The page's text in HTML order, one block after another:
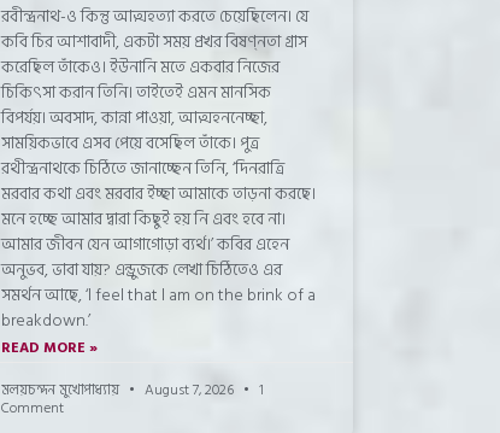
রবীন্দ্রনাথ-ও কিন্তু আত্মহত্যা করতে চেয়েছিলেন। যে
কবি চির আশাবাদী, একটা সময় প্রখর বিষণ্নতা গ্রাস
করেছিল তাঁকেও। ইউনানি মতে একবার নিজের
চিকিৎসা করান তিনি। তাইতেই এমন মানসিক
বিপর্যয়। অবসাদ, কান্না পাওয়া, আত্মহননেচ্ছা,
সাময়িকভাবে এসব পেয়ে বসেছিল তাঁকে। পুত্র
রথীন্দ্রনাথকে চিঠিতে জানাচ্ছেন তিনি, ‘দিনরাত্রি
মরবার কথা এবং মরবার ইচ্ছা আমাকে তাড়না করছে।
মনে হচ্ছে আমার দ্বারা কিছুই হয় নি এবং হবে না।
আমার জীবন যেন আগাগোড়া ব্যর্থ।’ কবির এহেন
অনুভব, ভাবা যায়? এন্ড্রুজকে লেখা চিঠিতেও এর
সমর্থন আছে, ‘l feel that l am on the brink of a
breakdown.’
READ MORE »
মলয়চন্দন মুখোপাধ্যায়
August 7, 2026 1
Comment